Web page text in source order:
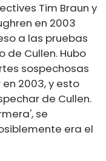
Tim Braun y
en 2003
a las pruebas
de Cullen. Hubo
sospechosas
2003, y esto
de Cullen.
se
era el